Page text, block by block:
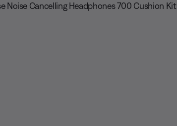
Noise Cancelling Headphones 700 Cushion Kit